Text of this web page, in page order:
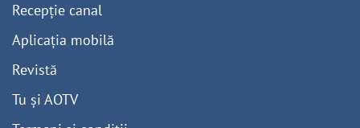
Recepție canal
Aplicația mobilă
Revistă
Tu și AOTV